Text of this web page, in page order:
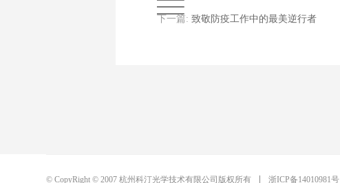
下一篇:致敬防疫工作中的最美逆行者
© CopyRight © 2007 杭州科汀光学技术有限公司版权所有 浙ICP备14010981号